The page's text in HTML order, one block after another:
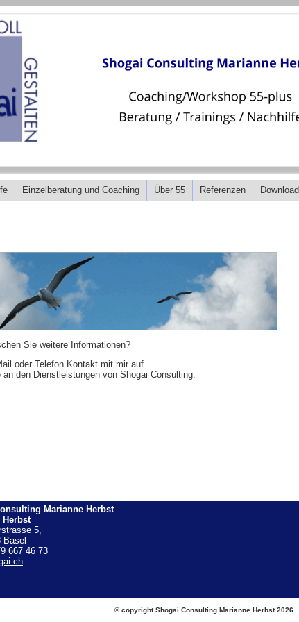
Einzelberatung und Coaching Über 55 Referenzen Download
Sie weitere Informationen?
oder Telefon Kontakt mit mir auf.
den Dienstleistungen von Shogai Consulting.
Marianne Herbst
Herbst
5,
Basel
667 46 73
© copyright Shogai Consulting Marianne Herbst 2026